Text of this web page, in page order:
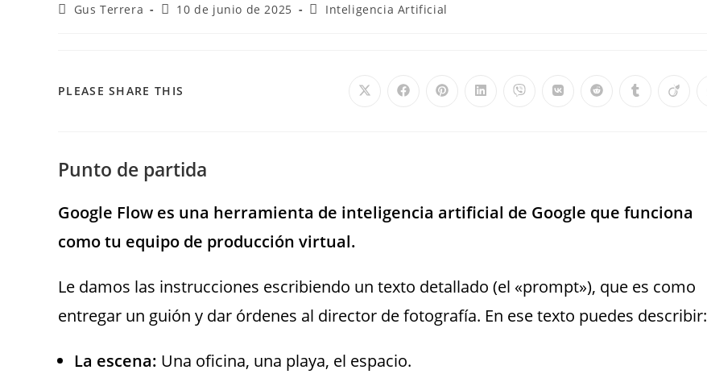
Gus Terrera 10 de junio de 2025 Inteligencia Artificial
PLEASE SHARE THIS
Punto de partida
Google Flow es una herramienta de inteligencia artificial de Google que funciona
como tu equipo de producción virtual.
Le damos las instrucciones escribiendo un texto detallado (el «prompt»), que es como
entregar un guión y dar órdenes al director de fotografía. En ese texto puedes describir:
La escena: Una oficina, una playa, el espacio.